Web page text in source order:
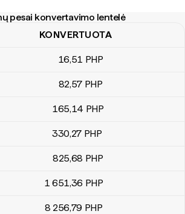
pesai konvertavimo lentelė
pesai konvertavimo lentelė
KONVERTUOTA
16,51 PHP
82,57 PHP
165,14 PHP
330,27 PHP
825,68 PHP
1 651,36 PHP
8 256,79 PHP